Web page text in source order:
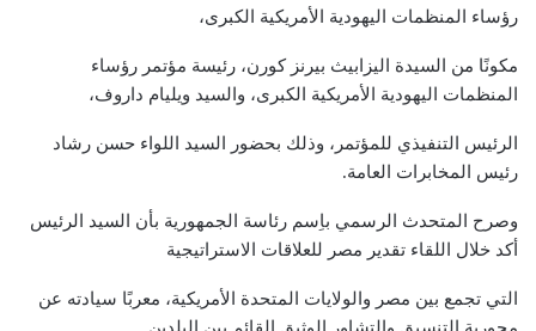
رؤساء المنظمات اليهودية الأمريكية الكبرى،
مكونًا من السيدة اليزابيث بيرنز كورن، رئيسة مؤتمر رؤساء
المنظمات اليهودية الأمريكية الكبرى، والسيد ويليام داروف،
الرئيس التنفيذي للمؤتمر، وذلك بحضور السيد اللواء حسن رشاد
رئيس المخابرات العامة.
وصرح المتحدث الرسمي باِسم رئاسة الجمهورية بأن السيد الرئيس
أكد خلال اللقاء تقدير مصر للعلاقات الاستراتيجية
التي تجمع بين مصر والولايات المتحدة الأمريكية، معربًا سيادته عن